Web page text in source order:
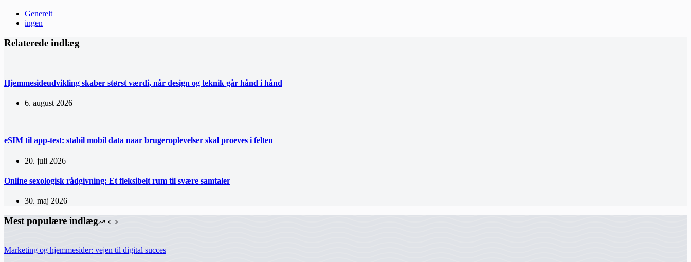
Generelt
ingen
Relaterede indlæg
Hjemmesideudvikling skaber størst værdi, når design og teknik går hånd i hånd
6. august 2026
eSIM til app-test: stabil mobil data naar brugeroplevelser skal proeves i felten
20. juli 2026
Online sexologisk rådgivning: Et fleksibelt rum til svære samtaler
30. maj 2026
Mest populære indlæg
Marketing og hjemmesider: vejen til digital succes